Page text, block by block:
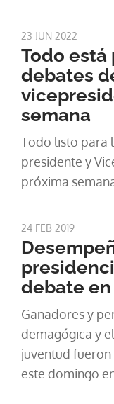
23 JUN 2022
Todo está
debates
semana
Todo listo para
presidente y
próxima
24 FEB 2019
debate
Ganadores y
demagógica y
juventud
este domingo